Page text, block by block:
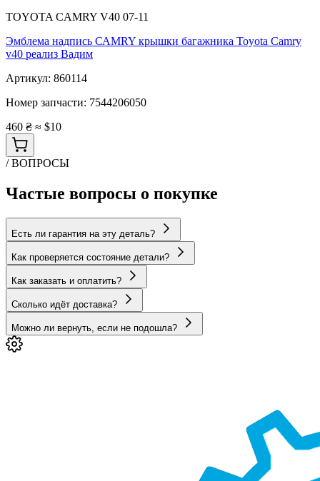
TOYOTA CAMRY V40 07-11
Эмблема надпись САMRY крышки багажника Toyota Camry
v40 реализ Вадим
Артикул: 860114
Номер запчасти: 7544206050
460 ₴ ≈ $10
/ ВОПРОСЫ
Частые вопросы о покупке
Есть ли гарантия на эту деталь?
Как проверяется состояние детали?
Как заказать и оплатить?
Сколько идёт доставка?
Можно ли вернуть, если не подошла?